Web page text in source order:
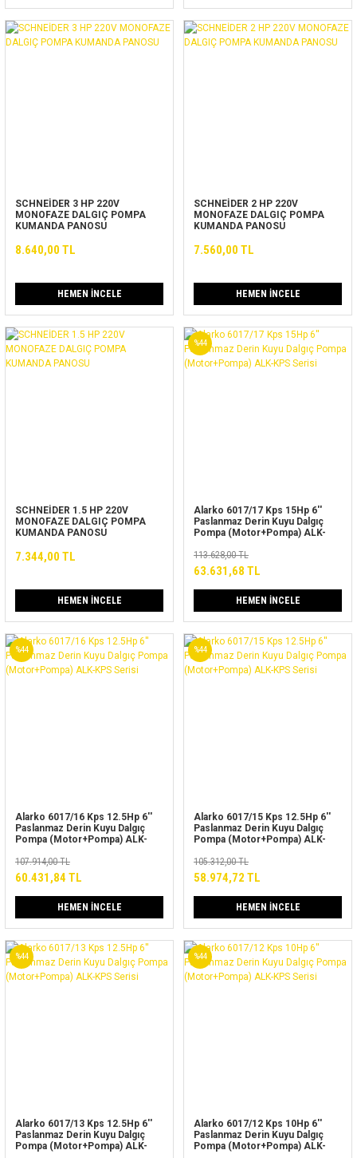
SCHNEİDER 3 HP 220V
MONOFAZE DALGIÇ POMPA
KUMANDA PANOSU
8.640,00 TL
HEMEN İNCELE
SCHNEİDER 2 HP 220V
MONOFAZE DALGIÇ POMPA
KUMANDA PANOSU
7.560,00 TL
HEMEN İNCELE
SCHNEİDER 1.5 HP 220V
MONOFAZE DALGIÇ POMPA
KUMANDA PANOSU
7.344,00 TL
HEMEN İNCELE
%44
Alarko 6017/17 Kps 15Hp 6''
Paslanmaz Derin Kuyu Dalgıç
Pompa (Motor+Pompa) ALK-
113.628,00 TL
63.631,68 TL
HEMEN İNCELE
%44
Alarko 6017/16 Kps 12.5Hp 6''
Paslanmaz Derin Kuyu Dalgıç
Pompa (Motor+Pompa) ALK-
107.914,00 TL
60.431,84 TL
HEMEN İNCELE
%44
Alarko 6017/15 Kps 12.5Hp 6''
Paslanmaz Derin Kuyu Dalgıç
Pompa (Motor+Pompa) ALK-
105.312,00 TL
58.974,72 TL
HEMEN İNCELE
%44
Alarko 6017/13 Kps 12.5Hp 6''
Paslanmaz Derin Kuyu Dalgıç
Pompa (Motor+Pompa) ALK-
%44
Alarko 6017/12 Kps 10Hp 6''
Paslanmaz Derin Kuyu Dalgıç
Pompa (Motor+Pompa) ALK-